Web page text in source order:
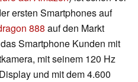
ersten Smartphones auf
888 auf den Markt
Smartphone Kunden mit
mit seinem 120 Hz
und mit dem 4.600